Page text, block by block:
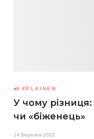
EXPLAINER
У чому
чи «біженець»
14 Березня 2022